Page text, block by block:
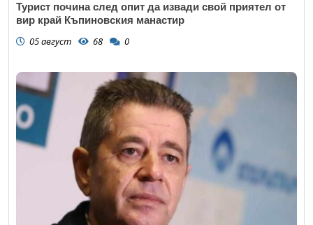
Турист почина след опит да извади свой приятел от
вир край Къпиновския манастир
05 август 68 0